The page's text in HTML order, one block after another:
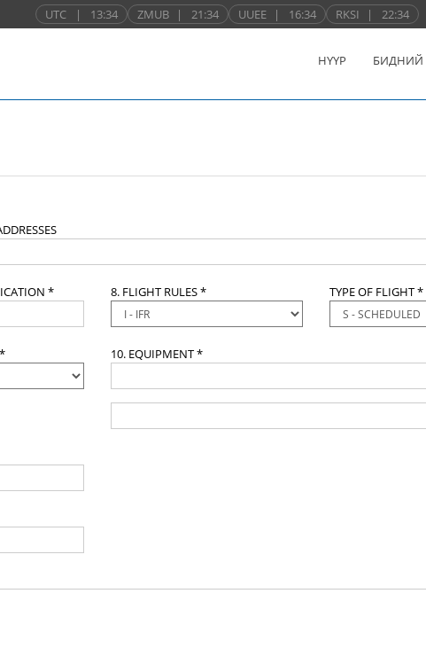
UTC | 13:34 ZMUB | 21:34 UUEE | 16:34 RKSI | 22:34
НҮҮР БИДНИЙ
* 8. FLIGHT RULES * TYPE OF FLIGHT *
10. EQUIPMENT *